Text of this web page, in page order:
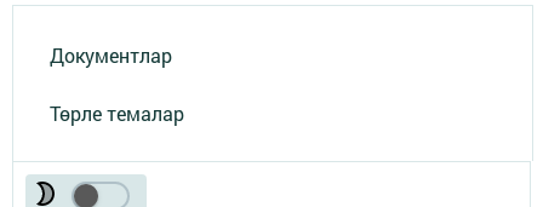
Документлар
Төрле темалар